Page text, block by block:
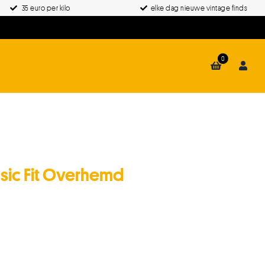
35 euro per kilo elke dag nieuwe vintage finds
0
Fit Overhemd